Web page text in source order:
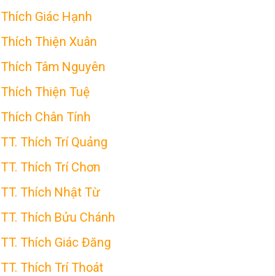
Thích Giác Hạnh
Thích Thiện Xuân
Thích Tâm Nguyên
Thích Thiện Tuệ
Thích Chân Tính
TT. Thích Trí Quảng
TT. Thích Trí Chơn
TT. Thích Nhật Từ
TT. Thích Bửu Chánh
TT. Thích Giác Đăng
TT. Thích Trí Thoát